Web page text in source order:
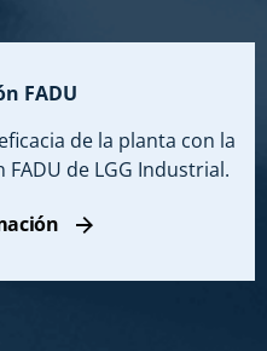
FADU
de la planta con la
de LGG Industrial.